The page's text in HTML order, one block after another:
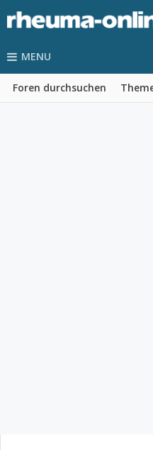
MENU
Foren durchsuchen